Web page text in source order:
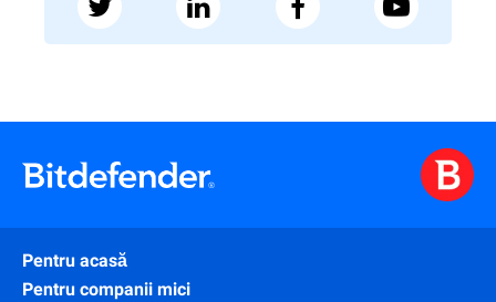
Pentru acasă
Pentru companii mici